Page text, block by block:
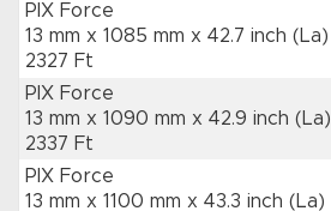
PIX Force
13 mm x 1085 mm x 42.7 inch (La)
2327 Ft
PIX Force
13 mm x 1090 mm x 42.9 inch (La)
2337 Ft
PIX Force
13 mm x 1100 mm x 43.3 inch (La)